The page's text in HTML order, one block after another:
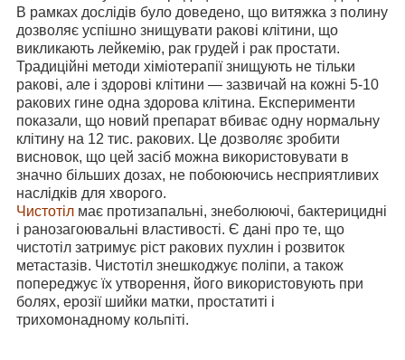
В рамках дослідів було доведено, що витяжка з полину
дозволяє успішно знищувати ракові клітини, що
викликають лейкемію, рак грудей і рак простати.
Традиційні методи хіміотерапії знищують не тільки
ракові, але і здорові клітини ― зазвичай на кожні 5-10
ракових гине одна здорова клітина. Експерименти
показали, що новий препарат вбиває одну нормальну
клітину на 12 тис. ракових. Це дозволяє зробити
висновок, що цей засіб можна використовувати в
значно більших дозах, не побоюючись несприятливих
наслідків для хворого.
Чистотіл має протизапальні, знеболюючі, бактерицидні
і ранозагоювальні властивості. Є дані про те, що
чистотіл затримує ріст ракових пухлин і розвиток
метастазів. Чистотіл знешкоджує поліпи, а також
попереджує їх утворення, його використовують при
болях, ерозії шийки матки, простатиті і
трихомонадному кольпіті.